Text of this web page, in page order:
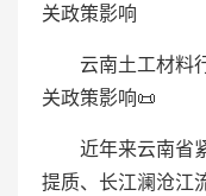
关政策影响
云南土工材料
关政策影响📜
近年来云南省
提质、长江澜沧江